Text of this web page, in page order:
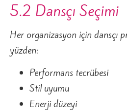
5.2 Dansçı Seçimi
Her organizasyon için dansçı
yüzden:
Performans tecrübesi
Stil uyumu
Enerji düzeyi